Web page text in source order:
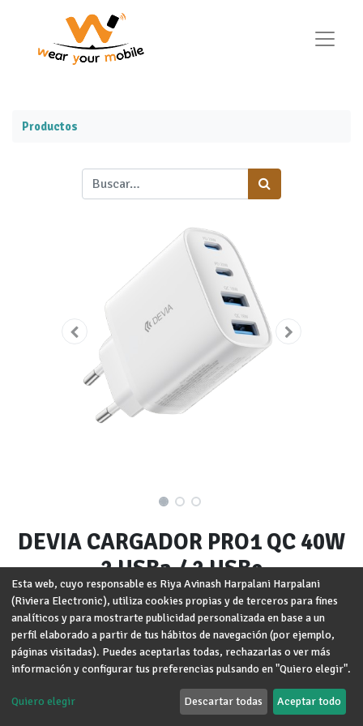
Productos
DEVIA CARGADOR PRO1 QC 40W
2 USBa / 2 USBc
Marca :DEVIA
Términos y condiciones
Garantía de devolución de 30 días
Envío: 2-3 días laborales
Esta web, cuyo responsable es Riya Avinash Harpalani Harpalani
(Riviera Electronic), utiliza cookies propias y de terceros para fines
analíticos y para mostrarte publicidad personalizada en base a un
perfil elaborado a partir de tus hábitos de navegación (por ejemplo,
páginas visitadas). Puedes aceptarlas todas, rechazarlas o ver más
información y configurar tus preferencias pulsando en "Quiero elegir".
Quiero elegir Descartar todas Aceptar todo